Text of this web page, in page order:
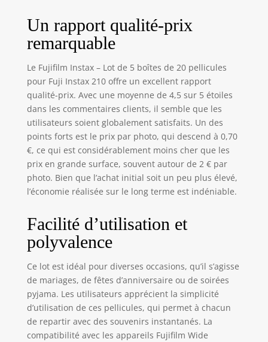
Un rapport qualité-prix
remarquable
Le Fujifilm Instax – Lot de 5 boîtes de 20 pellicules
pour Fuji Instax 210 offre un excellent rapport
qualité-prix. Avec une moyenne de 4,5 sur 5 étoiles
dans les commentaires clients, il semble que les
utilisateurs soient globalement satisfaits. Un des
points forts est le prix par photo, qui descend à 0,70
€, ce qui est considérablement moins cher que les
prix en grande surface, souvent autour de 2 € par
photo. Bien que l’achat initial soit un peu plus élevé,
l’économie réalisée sur le long terme est indéniable.
Facilité d’utilisation et
polyvalence
Ce lot est idéal pour diverses occasions, qu’il s’agisse
de mariages, de fêtes d’anniversaire ou de soirées
pyjama. Les utilisateurs apprécient la simplicité
d’utilisation de ces pellicules, qui permet à chacun
de repartir avec des souvenirs instantanés. La
compatibilité avec les appareils Fujifilm Wide